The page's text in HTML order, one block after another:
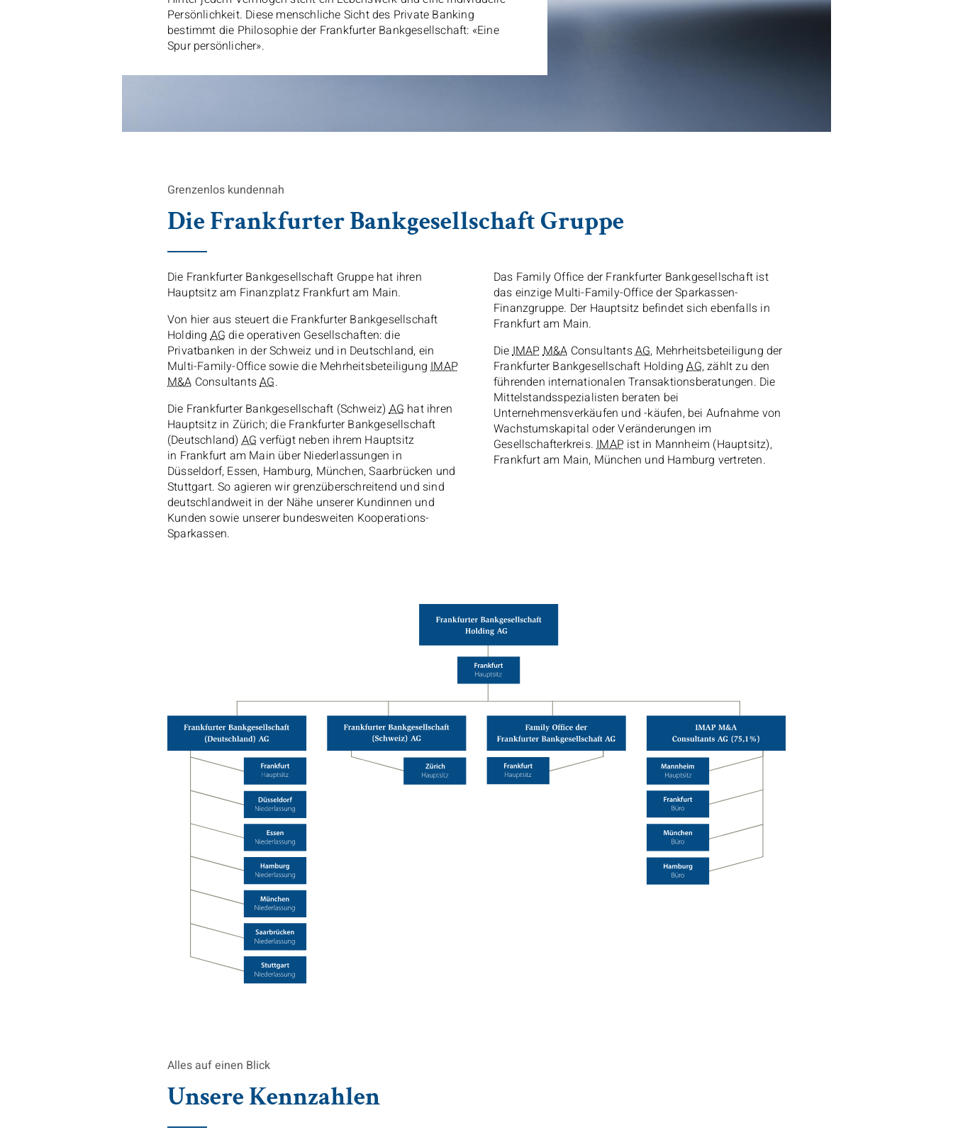
Persönlichkeit. Diese menschliche Sicht des Private Banking
bestimmt die Philosophie der Frankfurter Bankgesellschaft: «Eine
Spur persönlicher».
Grenzenlos kundennah
Die Frankfurter Bankgesellschaft Gruppe
Die Frankfurter Bankgesellschaft Gruppe hat ihren
Hauptsitz am Finanzplatz Frankfurt am Main.
Von hier aus steuert die Frankfurter Bankgesellschaft
Holding AG die operativen Gesellschaften: die
Privatbanken in der Schweiz und in Deutschland, ein
Multi-Family-Officesowie die Mehrheitsbeteiligung IMAP
M&A ConsultantsAG.
Die Frankfurter Bankgesellschaft (Schweiz)AG hat ihren
Hauptsitz in Zürich; die Frankfurter Bankgesellschaft
(Deutschland)AG verfügt neben ihrem Hauptsitz
in Frankfurt am Main über Niederlassungen in
Düsseldorf, Essen, Hamburg, München, Saarbrücken und
Stuttgart. So agieren wir grenzüberschreitend und sind
deutschlandweit in der Nähe unserer Kundinnen und
Kunden sowie unserer bundesweiten Kooperations-
Sparkassen.
Das Family Office der Frankfurter Bankgesellschaft ist
das einzige Multi-Family-Officeder Sparkassen-
Finanzgruppe. Der Hauptsitz befindet sich ebenfalls in
Frankfurt am Main.
DieIMAPM&A ConsultantsAG, Mehrheitsbeteiligung der
Frankfurter Bankgesellschaft Holding AG, zählt zu den
führenden internationalen Transaktionsberatungen. Die
Mittelstandsspezialisten beraten bei
Unternehmensverkäufen und -käufen, bei Aufnahme von
Wachstumskapital oder Veränderungen im
Gesellschafterkreis.IMAPist in Mannheim (Hauptsitz),
Frankfurt am Main, München und Hamburg vertreten.
Frankfurter Bankgesellschaft
Aktiengesellschaft
Family Officeder
Frankfurter Bankgesellschaft Aktiengesellschaft
International Mergers and Acquisitions Partners
ConsultantsAktiengesellschaft (75.1 %)
Alles auf einen Blick
Unsere Kennzahlen